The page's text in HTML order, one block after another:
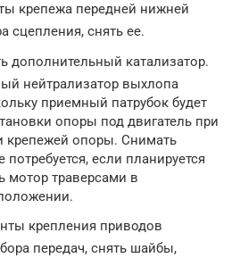
крепежа передней нижней
сцепления, снять ее.
дополнительный катализатор.
нейтрализатор выхлопа
приемный патрубок будет
опоры под двигатель при
крепежей опоры. Снимать
потребуется, если планируется
мотор траверсами в
крепления приводов
передач, снять шайбы,